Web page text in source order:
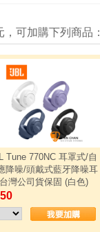
可加購下列商品：
Tune 770NC 耳罩式/自
降噪/頭戴式藍牙降噪耳
灣公司貨保固 (白色)